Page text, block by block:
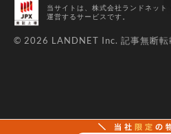
当サイトは、株式会社ランドネット
運営するサービスです。
© 2026 LANDNET Inc. 記事無断転